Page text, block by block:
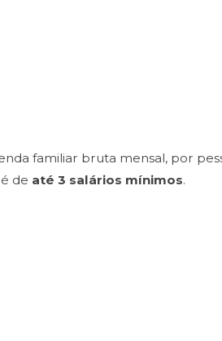
familiar bruta mensal, por
de até 3 salários mínimos.